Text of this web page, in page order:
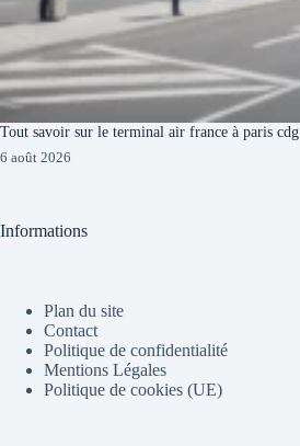
Tout savoir sur le terminal air france à paris cdg
6 août 2026
Informations
Plan du site
Contact
Politique de confidentialité
Mentions Légales
Politique de cookies (UE)